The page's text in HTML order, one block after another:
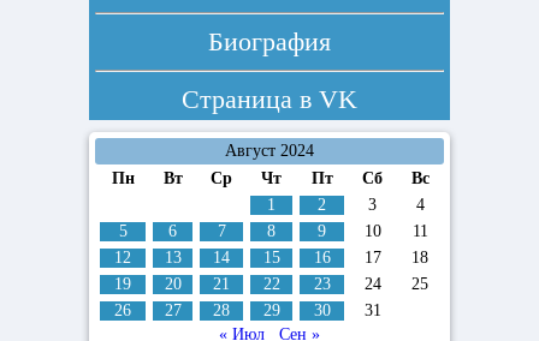
Биография
Страница в VK
Август 2024
Пн
Вт Ср Чт Пт Сб
Вс
1
2 3
4
5
6 7 8 9 10
11
12
13 14 15 16 17
18
19
20 21 22 23 24
25
26
27 28 29 30
31
« Июл
Сен »